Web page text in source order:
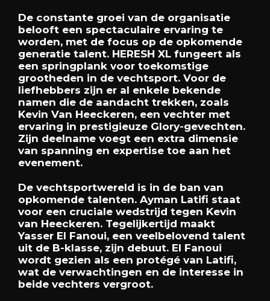
De constante groei van de organisatie
belooft een spectaculaire ervaring te
worden, met de focus op de opkomende
generatie talent. HERESH XL fungeert als
een springplank voor toekomstige
grootheden in de vechtsport. Voor de
liefhebbers zijn er al enkele bekende
namen die de aandacht trekken, zoals
Kevin Van Heeckeren, een vechter met
ervaring in prestigieuze Glory-gevechten.
Zijn deelname voegt een extra dimensie
van spanning en expertise toe aan het
evenement.
De vechtsportwereld is in de ban van
opkomende talenten. Ayman Latifi staat
voor een cruciale wedstrijd tegen Kevin
van Heeckeren. Tegelijkertijd maakt
Yasser El Fanoui, een veelbelovend talent
uit de B-klasse, zijn debuut. El Fanoui
wordt gezien als een protégé van Latifi,
wat de verwachtingen en de interesse in
beide vechters vergroot.